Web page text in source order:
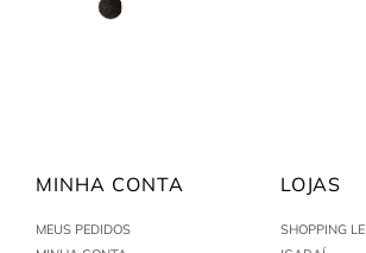
MINHA CONTA
MEUS PEDIDOS
LOJAS
SHOPPING